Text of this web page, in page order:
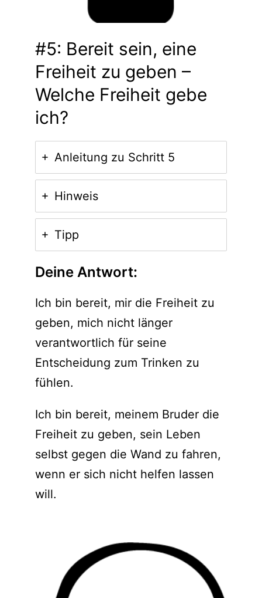
#5: Bereit sein, eine
Freiheit zu geben –
Welche Freiheit gebe
ich?
Anleitung zu Schritt 5
Hinweis
Tipp
Deine Antwort:
Ich bin bereit, mir die Freiheit zu
geben, mich nicht länger
verantwortlich für seine
Entscheidung zum Trinken zu
fühlen.
Ich bin bereit, meinem Bruder die
Freiheit zu geben, sein Leben
selbst gegen die Wand zu fahren,
wenn er sich nicht helfen lassen
will.